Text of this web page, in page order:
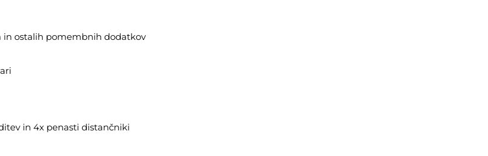
in ostalih pomembnih dodatkov
in 4x penasti distančniki